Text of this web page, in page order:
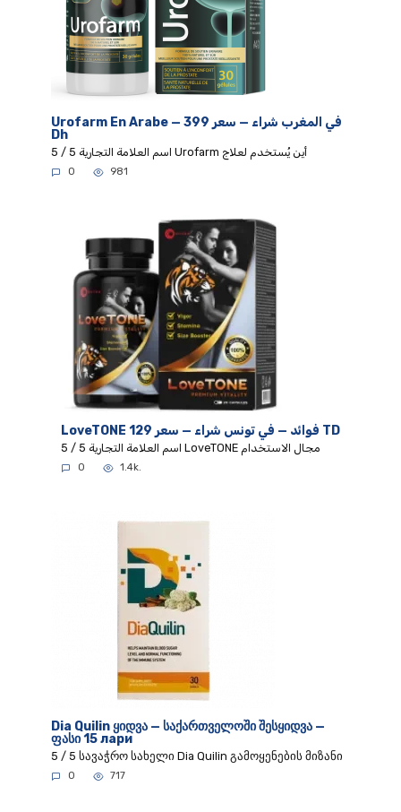
Urofarm En Arabe — في المغرب شراء — سعر 399
Dh
5 / 5 اسم العلامة التجارية Urofarm أين يُستخدم لعلاج
0 981
LoveTONE فوائد — في تونس شراء — سعر 129 TD
5 / 5 اسم العلامة التجارية LoveTONE مجال الاستخدام
0 1.4k.
Dia Quilin ყიდვა — საქართველოში შესყიდვა —
ფასი 15 лари
5 / 5 სავაჭრო სახელი Dia Quilin გამოყენების მიზანი
0 717